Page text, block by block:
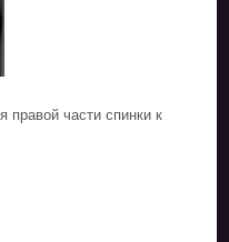
правой части спинки к